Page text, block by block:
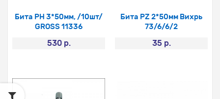
Бита PH 3*50мм, /10шт/
GROSS 11336
530 р.
Бита PZ 2*50мм Вихрь
73/6/6/2
35 р.